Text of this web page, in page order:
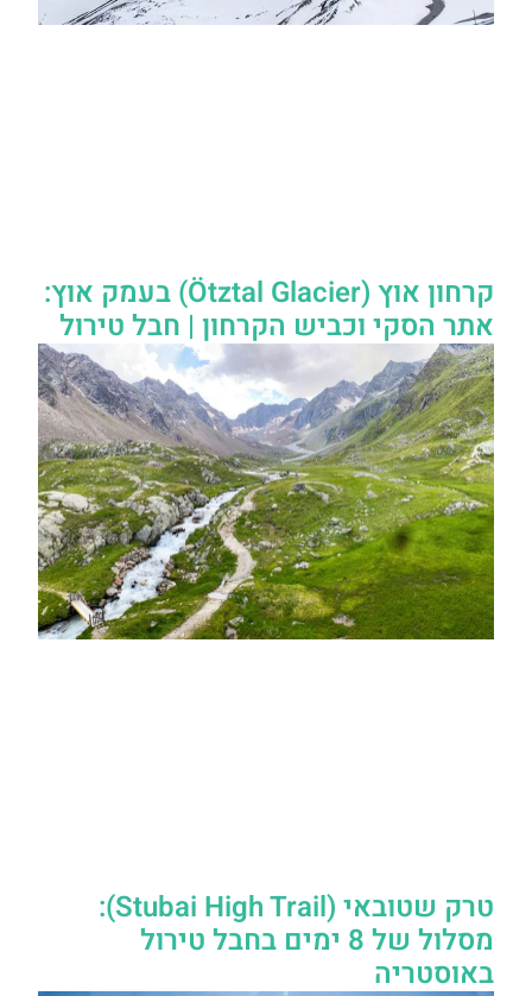
קרחון אוץ (Ötztal Glacier) בעמק אוץ:
אתר הסקי וכביש הקרחון | חבל טירול
טרק שטובאי (Stubai High Trail):
מסלול של 8 ימים בחבל טירול
באוסטריה